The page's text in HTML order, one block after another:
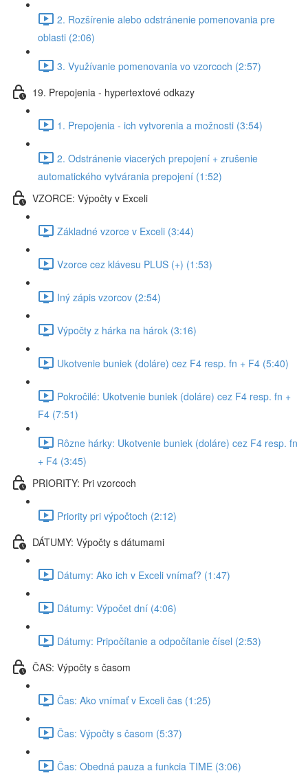
2. Rozšírenie alebo odstránenie pomenovania pre
oblasti (2:06)
3. Využívanie pomenovania vo vzorcoch (2:57)
19. Prepojenia - hypertextové odkazy
1. Prepojenia - ich vytvorenia a možnosti (3:54)
2. Odstránenie viacerých prepojení + zrušenie
automatického vytvárania prepojení (1:52)
VZORCE: Výpočty v Exceli
Základné vzorce v Exceli (3:44)
Vzorce cez klávesu PLUS (+) (1:53)
Iný zápis vzorcov (2:54)
Výpočty z hárka na hárok (3:16)
Ukotvenie buniek (doláre) cez F4 resp. fn + F4 (5:40)
Pokročilé: Ukotvenie buniek (doláre) cez F4 resp. fn +
F4 (7:51)
Rôzne hárky: Ukotvenie buniek (doláre) cez F4 resp. fn
+ F4 (3:45)
PRIORITY: Pri vzorcoch
Priority pri výpočtoch (2:12)
DÁTUMY: Výpočty s dátumami
Dátumy: Ako ich v Exceli vnímať? (1:47)
Dátumy: Výpočet dní (4:06)
Dátumy: Pripočítanie a odpočítanie čísel (2:53)
ČAS: Výpočty s časom
Čas: Ako vnímať v Exceli čas (1:25)
Čas: Výpočty s časom (5:37)
Čas: Obedná pauza a funkcia TIME (3:06)